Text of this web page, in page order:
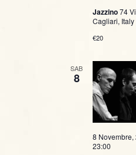
Jazzino74
Cagliari, Italy
€20
SAB
8
8 Novembre,
23:00